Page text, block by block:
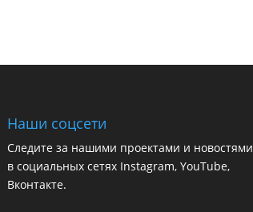
Наши соцсети
Следите за нашими проектами и новостями
в социальных сетях Instagram, YouTube,
Вконтакте.